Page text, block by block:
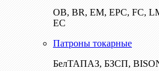
ОВ, BR, EM, EPC, FC,
EC
Патроны токарные
БелТАПАЗ, БЗСП,